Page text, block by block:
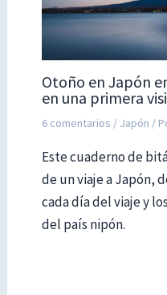
Otoño en Japón
en una primera
6 comentarios / Japón /
Este cuaderno de
de un viaje a Japón,
cada día del viaje y
del país nipón.